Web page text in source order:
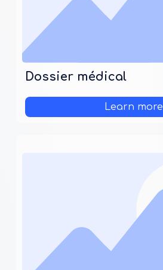
Dossier médical
Learn more